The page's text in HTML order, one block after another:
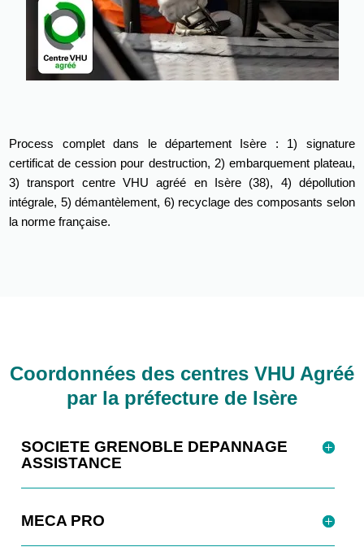
Process complet dans le département Isère : 1) signature
certificat de cession pour destruction, 2) embarquement plateau,
3) transport centre VHU agréé en Isère (38), 4) dépollution
intégrale, 5) démantèlement, 6) recyclage des composants selon
la norme française.
Coordonnées des centres VHU Agréé
par la préfecture de Isère
SOCIETE GRENOBLE DEPANNAGE
ASSISTANCE
MECA PRO